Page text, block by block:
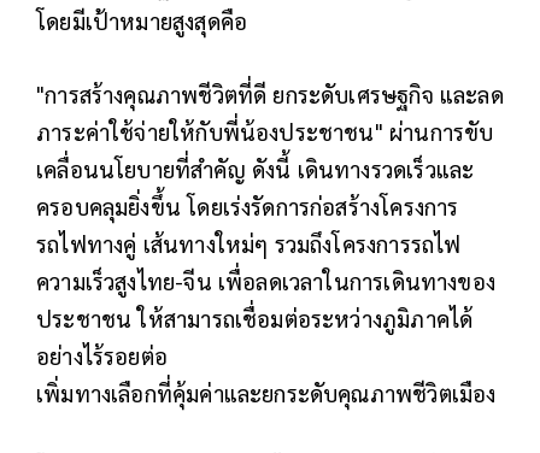
โดยมีเป้าหมายสูงสุดคือ
"การสร้างคุณภาพชีวิตที่ดี ยกระดับเศรษฐกิจ และลด
ภาระค่าใช้จ่ายให้กับพี่น้องประชาชน" ผ่านการขับ
เคลื่อนนโยบายที่สำคัญ ดังนี้ เดินทางรวดเร็วและ
ครอบคลุมยิ่งขึ้น โดยเร่งรัดการก่อสร้างโครงการ
รถไฟทางคู่ เส้นทางใหม่ๆ รวมถึงโครงการรถไฟ
ความเร็วสูงไทย-จีน เพื่อลดเวลาในการเดินทางของ
ประชาชน ให้สามารถเชื่อมต่อระหว่างภูมิภาคได้
อย่างไร้รอยต่อ
เพิ่มทางเลือกที่คุ้มค่าและยกระดับคุณภาพชีวิตเมือง